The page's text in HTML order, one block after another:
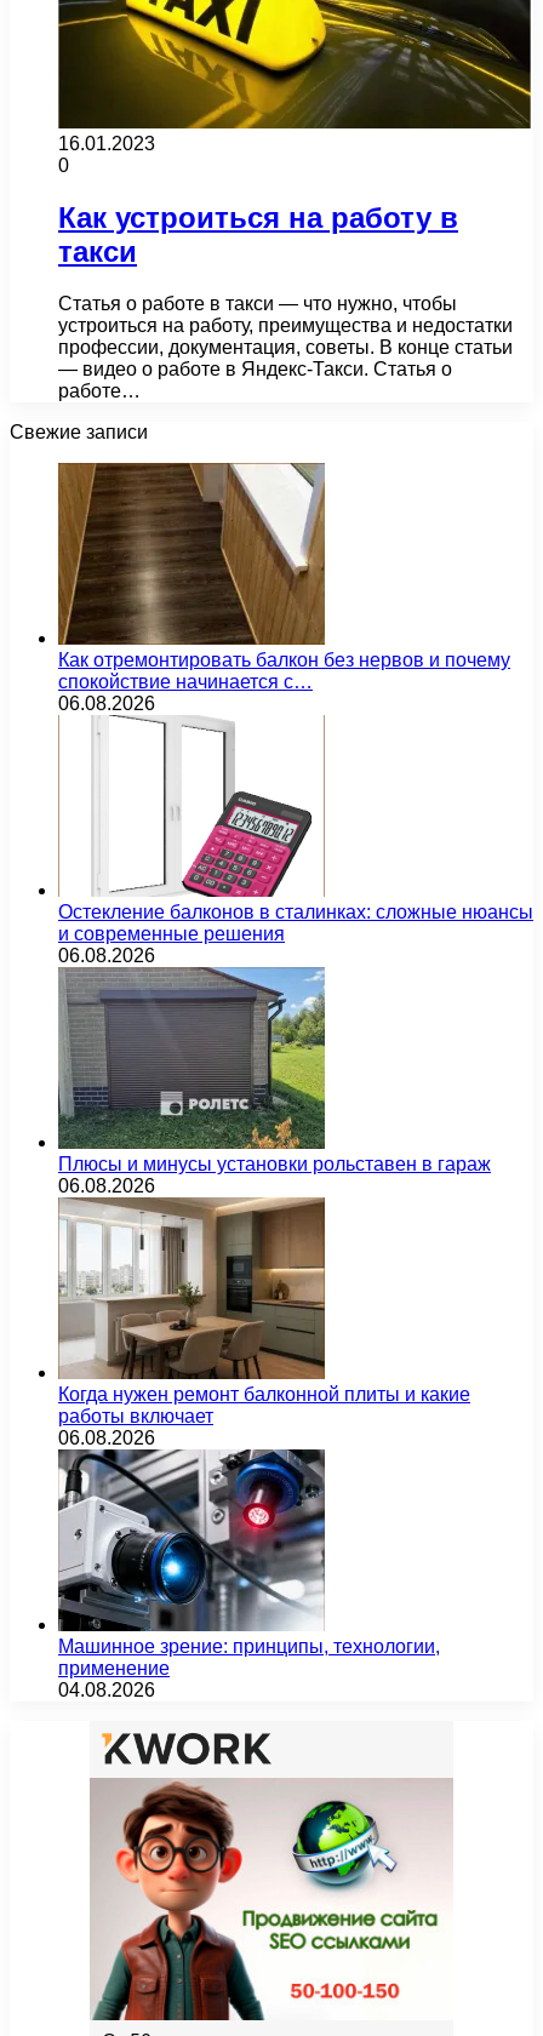
16.01.2023
0
Как устроиться на работу в
такси
Статья о работе в такси — что нужно, чтобы
устроиться на работу, преимущества и недостатки
профессии, документация, советы. В конце статьи
— видео о работе в Яндекс-Такси. Статья о
работе…
Свежие записи
Как отремонтировать балкон без нервов и почему
спокойствие начинается с…
06.08.2026
Остекление балконов в сталинках: сложные нюансы
и современные решения
06.08.2026
Плюсы и минусы установки рольставен в гараж
06.08.2026
Когда нужен ремонт балконной плиты и какие
работы включает
06.08.2026
Машинное зрение: принципы, технологии,
применение
04.08.2026